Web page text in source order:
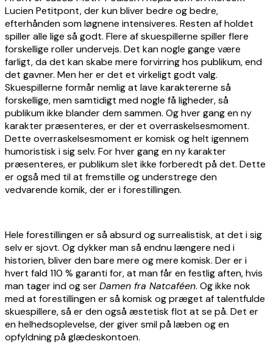
Lucien Petitpont, der kun bliver bedre og bedre,
efterhånden som løgnene intensiveres. Resten af holdet
spiller alle lige så godt. Flere af skuespillerne spiller flere
forskellige roller undervejs. Det kan nogle gange være
farligt, da det kan skabe mere forvirring hos publikum, end
det gavner. Men her er det et virkeligt godt valg.
Skuespillerne formår nemlig at lave karaktererne så
forskellige, men samtidigt med nogle få ligheder, så
publikum ikke blander dem sammen. Og hver gang en ny
karakter præsenteres, er der et overraskelsesmoment.
Dette overraskelsesmoment er komisk og helt igennem
humoristisk i sig selv. For hver gang en ny karakter
præsenteres, er publikum slet ikke forberedt på det. Dette
er også med til at fremstille og understrege den
vedvarende komik, der er i forestillingen.
Hele forestillingen er så absurd og surrealistisk, at det i sig
selv er sjovt. Og dykker man så endnu længere ned i
historien, bliver den bare mere og mere komisk. Der er i
hvert fald 110 % garanti for, at man får en festlig aften, hvis
man tager ind og serDamen fra Natcaféen. Og ikke nok
med at forestillingen er så komisk og præget af talentfulde
skuespillere, så er den også æstetisk flot at se på. Det er
en helhedsoplevelse, der giver smil på læben og en
opfyldning på glædeskontoen.